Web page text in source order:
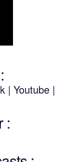
| Youtube |
: